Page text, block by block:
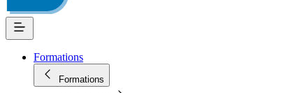
Formations
Formations